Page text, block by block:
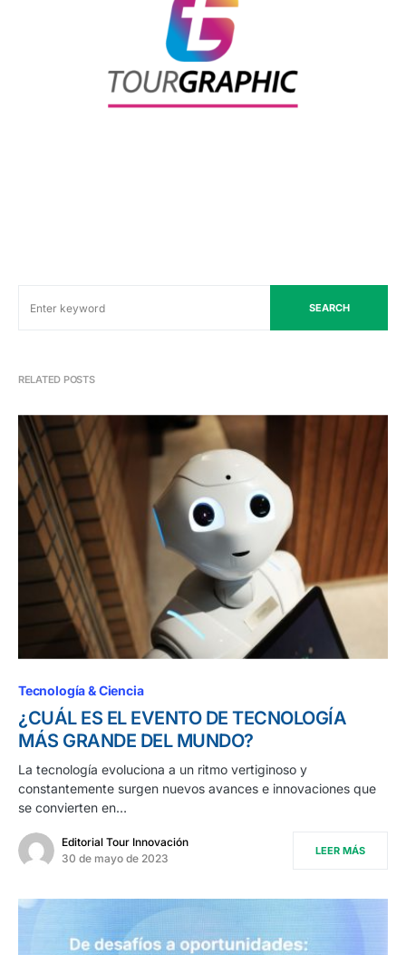
SEARCH
RELATED POSTS
Tecnología & Ciencia
¿CUÁL ES EL EVENTO DE TECNOLOGÍA
MÁS GRANDE DEL MUNDO?
La tecnología evoluciona a un ritmo vertiginoso y
constantemente surgen nuevos avances e innovaciones que
se convierten en…
Editorial Tour Innovación
30 de mayo de 2023
LEER MÁS